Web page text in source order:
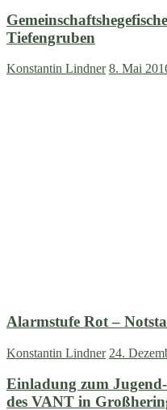
Tiefengruben
Konstantin Lindner 8. Mai
Alarmstufe Rot –
Konstantin Lindner 24.
Einladung zum Jugend-
des VANT in